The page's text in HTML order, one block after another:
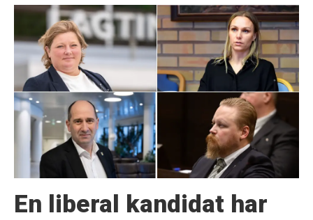
En liberal kandidat har